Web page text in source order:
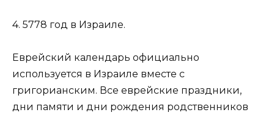
4. 5778 год в Израиле.
Еврейский календарь официально
используется в Израиле вместе с
григорианским. Все еврейские праздники,
дни памяти и дни рождения родственников